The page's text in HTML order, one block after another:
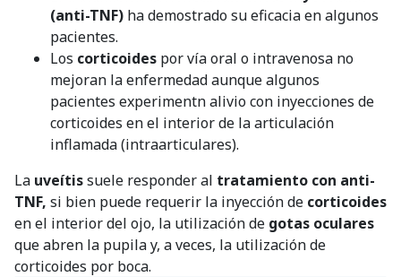
(anti-TNF) ha demostrado su eficacia en algunos
pacientes.
Los corticoides por vía oral o intravenosa no
mejoran la enfermedad aunque algunos
pacientes experimentn alivio con inyecciones de
corticoides en el interior de la articulación
inflamada (intraarticulares).
La uveítissuele responder al tratamiento con anti-
TNF, si bien puede requerir la inyección de corticoides
en el interior del ojo, la utilización de gotas oculares
que abren la pupila y, a veces, la utilización de
corticoides por boca.